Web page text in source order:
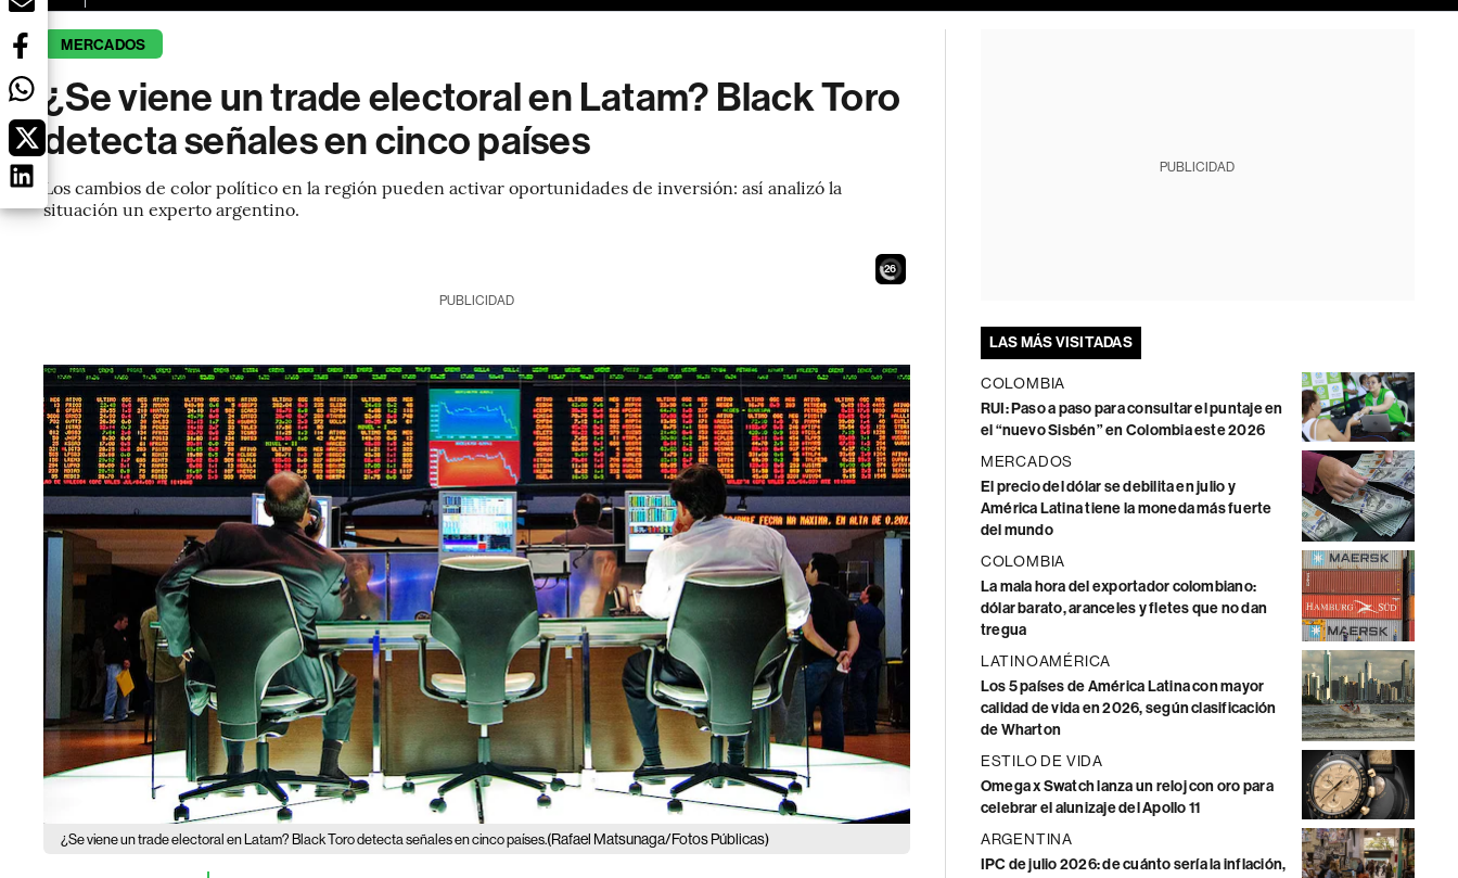
MERCADOS
¿Se viene un trade electoral en Latam? Black Toro
detecta señales en cinco países
Los cambios de color político en la región pueden activar oportunidades de inversión: así analizó la
situación un experto argentino.
24
PUBLICIDAD
¿Se viene un trade electoral en Latam? Black Toro detecta señales en cinco países.(Rafael Matsunaga/Fotos Públicas)
PUBLICIDAD
LAS MÁS VISITADAS
COLOMBIA
RUI: Paso a paso para consultar el puntaje en
el “nuevo Sisbén” en Colombia este 2026
MERCADOS
El precio del dólar se debilita en julio y
América Latina tiene la moneda más fuerte
del mundo
COLOMBIA
La mala hora del exportador colombiano:
dólar barato, aranceles y fletes que no dan
tregua
LATINOAMÉRICA
Los 5 países de América Latina con mayor
calidad de vida en 2026, según clasificación
de Wharton
ESTILO DE VIDA
Omega x Swatch lanza un reloj con oro para
celebrar el alunizaje del Apollo 11
ARGENTINA
IPC de julio 2026: de cuánto sería la inflación,